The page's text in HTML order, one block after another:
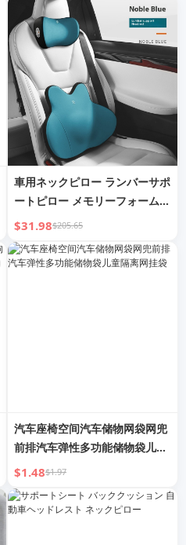
車用ネックピロー ランバーサポ
ートピロー メモリーフォーム
ランバーピロー ランバーサポー
ト
$31.98$205.65
汽车座椅空间汽车储物网袋网兜
前排汽车弹性多功能储物袋儿童
隔离网挂袋
$1.48$1.97